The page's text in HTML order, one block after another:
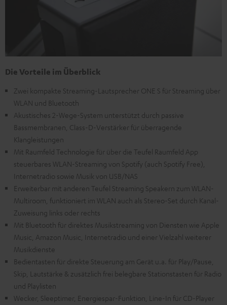
Die Vorteile im Überblick
Zwei kompakte Streaming-Lautsprecher ONE S für Streaming über
WLAN und Bluetooth
Akustisches 2-Wege-System unterstützt durch passive
Bassmembranen, Class-D-Verstärker für überragende
Klangleistungen
Mit Raumfeld Technologie für über die Teufel Raumfeld App
steuerbares WLAN-Streaming von Spotify (auch Spotify Free),
Internetradio sowie Musik von USB/NAS
Erweiterbar mit anderen Teufel Streaming Speakern zum WLAN-
Multiroom, funktioniert im WLAN auch als Stereo-Set durch Kanal-
Zuweisung links oder rechts
Mit Bluetooth für direktes Musikstreaming von Diensten wie Apple
Music, Amazon Music, Internetradio und einer Vielzahl weiterer
Musikdienste
Bedientasten für direkte Steuerung am Gerät u.a. für Play/Pause,
Skip, Lautstärke & zusätzlich frei belegbare Stationstasten für Radio
und Playlisten
Wecker, Sleeptimer, Energiespar-Funktion, Line-In für CD-Player